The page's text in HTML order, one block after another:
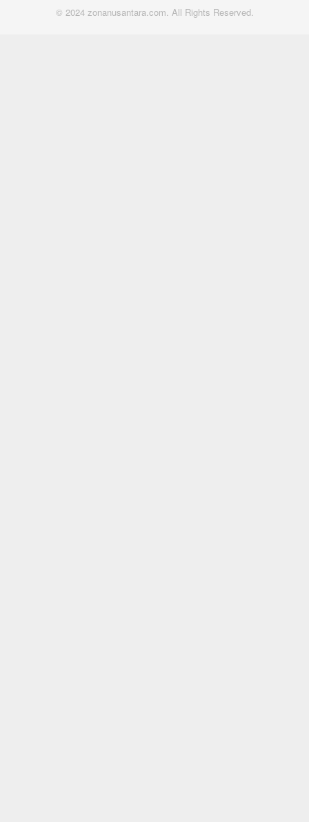
© 2024 zonanusantara.com. All Rights Reserved.